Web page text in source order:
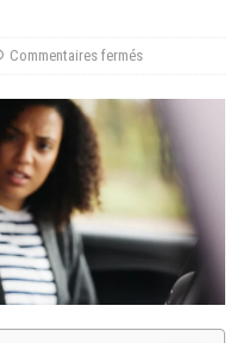
Commentaires fermés